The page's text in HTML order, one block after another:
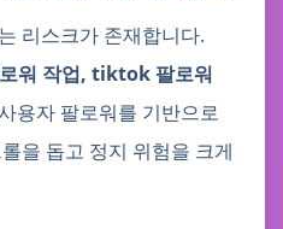
리스크가 존재합니다.
워 작업, tiktok 팔로워
용자 팔로워를 기반으로
을 돕고 정지 위험을 크게